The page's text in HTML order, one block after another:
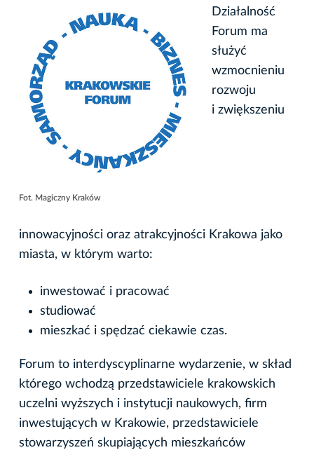
Fot. Magiczny Kraków
Działalność
Forum ma
służyć
wzmocnieniu
rozwoju
i zwiększeniu
innowacyjności oraz atrakcyjności Krakowa jako
miasta, w którym warto:
inwestować i pracować
studiować
mieszkać i spędzać ciekawie czas.
Forum to interdyscyplinarne wydarzenie, w skład
którego wchodzą przedstawiciele krakowskich
uczelni wyższych i instytucji naukowych, firm
inwestujących w Krakowie, przedstawiciele
stowarzyszeń skupiających mieszkańców